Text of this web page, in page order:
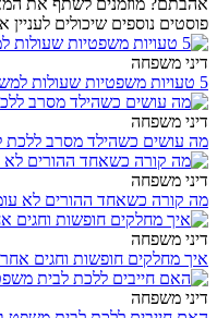
פוסטים נוספים שיכולים לעניין
דיני משפחה
5 טעויות משפטיות שעולות למשפחות ישראליות ביוקר
דיני משפחה
מה עושים כשהילד מסרב ללכת
דיני משפחה
מה קורה כשאחד ההורים לא
דיני משפחה
איך מחלקים חופשות וחגים
דיני משפחה